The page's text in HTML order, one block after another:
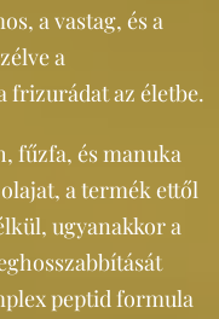
a vastag, és a
a
frizurádat az életbe.
fűzfa, és manuka
a termék ettől
ugyanakkor a
peptid formula